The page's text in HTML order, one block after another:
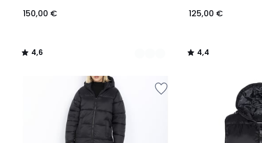
150,00 €
4,6
/
125,00 €
4,4
/